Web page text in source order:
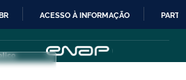
IR
PARA
ACESSO À INFORMAÇÃO